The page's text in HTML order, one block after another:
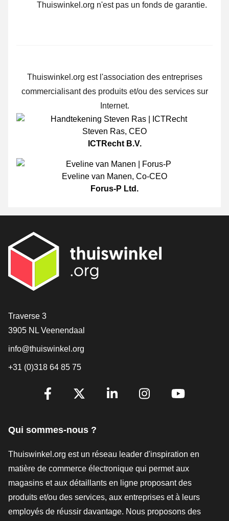
Thuiswinkel.org n'est pas un fonds de garantie.
Thuiswinkel.org est l'association des entreprises
commercialisant des produits et/ou des services sur
Internet.
Steven Ras, CEO
ICTRecht B.V.
Eveline van Manen, Co-CEO
Forus-P Ltd.
[_General:Contact]
Traverse 3
3905 NL Veenendaal
info@thuiswinkel.org
+31 (0)318 64 85 75
[_General:SocialMediaTitle]
Qui sommes-nous ?
Thuiswinkel.org est un réseau leader d'inspiration en
matière de commerce électronique qui permet aux
magasins et aux détaillants en ligne proposant des
produits et/ou des services, aux entreprises et à leurs
employés de réussir davantage. Nous proposons des